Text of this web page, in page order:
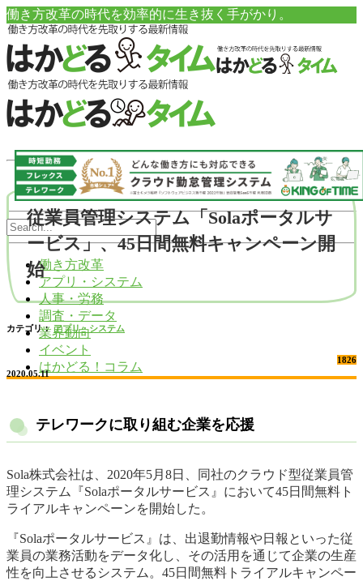
働き方改革の時代を効率的に生き抜く手がかり。
働き方改革
アプリ・システム
人事・労務
調査・データ
業界動向
イベント
はかどる！コラム
従業員管理システム「Solaポータルサ
ービス」、45日間無料キャンペーン開
始
カテゴリ： アプリ・システム
1826
2020.05.11
テレワークに取り組む企業を応援
Sola株式会社は、2020年5月8日、同社のクラウド型従業員管
理システム『Solaポータルサービス』において45日間無料ト
ライアルキャンペーンを開始した。
『Solaポータルサービス』は、出退勤情報や日報といった従
業員の業務活動をデータ化し、その活用を通じて企業の生産
性を向上させるシステム。45日間無料トライアルキャンペー